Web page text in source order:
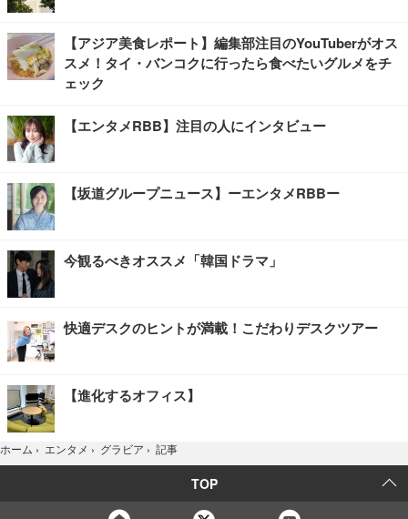
【アジア美食レポート】編集部注目のYouTuberがオス
スメ！タイ・バンコクに行ったら食べたいグルメをチ
ェック
【エンタメRBB】注目の人にインタビュー
【坂道グループニュース】ーエンタメRBBー
今観るべきオススメ「韓国ドラマ」
快適デスクのヒントが満載！こだわりデスクツアー
【進化するオフィス】
ホーム › エンタメ › グラビア › 記事
TOP